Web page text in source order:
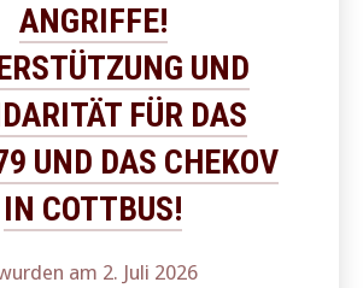
ANGRIFFE!
UND
FÜR DAS
UND DAS CHEKOV
IN COTTBUS!
am 2. Juli 2026